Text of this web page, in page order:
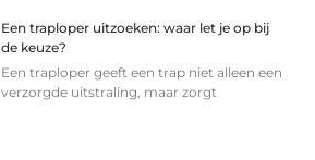
Een traploper uitzoeken: waar let je op bij
de keuze?
Een traploper geeft een trap niet alleen een
verzorgde uitstraling, maar zorgt